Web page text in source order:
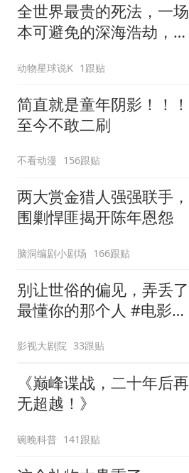
全世界最贵的死法，一场
本可避免的深海浩劫，
着5名追梦人奔赴3800米
深海
动物星球说K 1跟贴
简直就是童年阴影！！！
至今不敢二刷
不看动漫 156跟贴
两大赏金猎人强强联手，
围剿悍匪揭开陈年恩怨
脑洞编剧小剧场 166跟贴
别让世俗的偏见，弄丢了
最懂你的那个人 #电影解
影视大剧院 33跟贴
《巅峰谍战，二十年后再
无超越！》
碗晚科普 141跟贴